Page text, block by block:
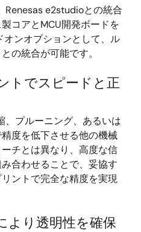
Renesas e2studioとの統合
コアとMCU開発ボードを
ンオプションとして、ル
の統合が可能です。
トでスピードと正
、プルーニング、あるいは
度を低下させる他の機械
チとは異なり、高度な信
合わせることで、妥協す
ントで完全な精度を実現
より透明性を確保